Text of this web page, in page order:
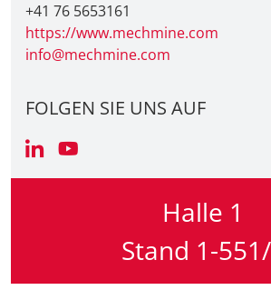
+41 76 5653161
https://www.mechmine.com
info@mechmine.com
FOLGEN SIE UNS AUF
Halle 1
Stand 1-